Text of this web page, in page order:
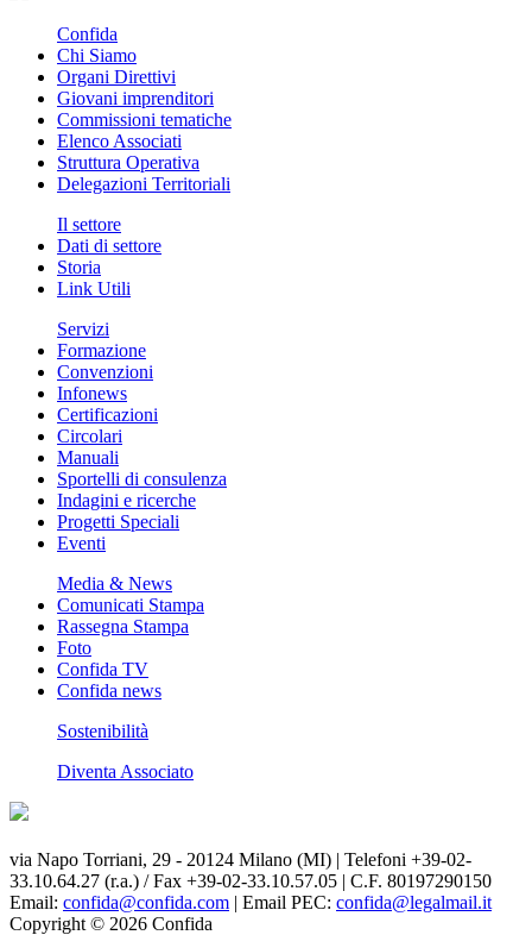
Confida
Chi Siamo
Organi Direttivi
Giovani imprenditori
Commissioni tematiche
Elenco Associati
Struttura Operativa
Delegazioni Territoriali
Il settore
Dati di settore
Storia
Link Utili
Servizi
Formazione
Convenzioni
Infonews
Certificazioni
Circolari
Manuali
Sportelli di consulenza
Indagini e ricerche
Progetti Speciali
Eventi
Media & News
Comunicati Stampa
Rassegna Stampa
Foto
Confida TV
Confida news
Sostenibilità
Diventa Associato
via Napo Torriani, 29 - 20124 Milano (MI) | Telefoni +39-02-
33.10.64.27 (r.a.) / Fax +39-02-33.10.57.05 | C.F. 80197290150
Email: confida@confida.com | Email PEC: confida@legalmail.it
Copyright © 2026 Confida